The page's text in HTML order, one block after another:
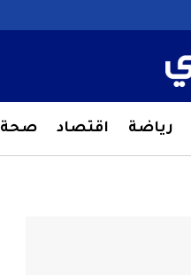
رياضة اقتصاد صحة